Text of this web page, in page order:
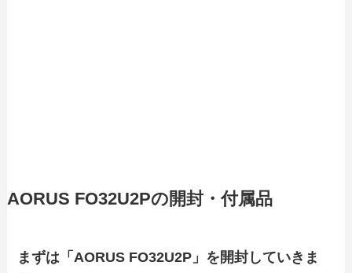
AORUS FO32U2Pの開封・付属品
まずは「AORUS FO32U2P」を開封していきま